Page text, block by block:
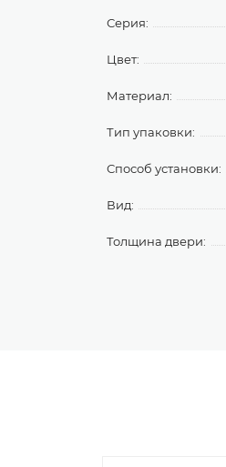
Серия:
Цвет:
Материал:
Тип упаковки:
Способ установки:
Вид:
Толщина двери: